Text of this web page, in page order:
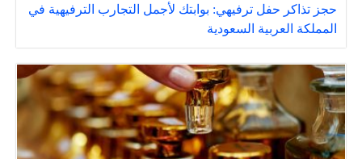
حجز تذاكر حفل ترفيهي: بوابتك لأجمل التجارب الترفيهية في
المملكة العربية السعودية